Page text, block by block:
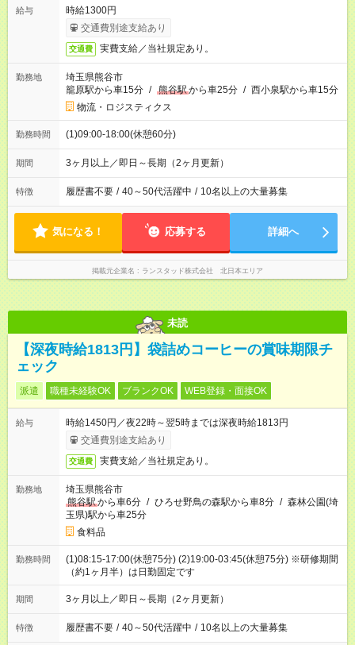
給与
時給1300円
交通費別途支給あり
交通費 実費支給／当社規定あり。
勤務地
埼玉県熊谷市
籠原駅から車15分 / 熊谷駅から車25分 / 西小泉駅から車15分
物流・ロジスティクス
勤務時間 (1)09:00-18:00(休憩60分)
期間 3ヶ月以上／即日～長期（2ヶ月更新）
特徴 履歴書不要 / 40～50代活躍中 / 10名以上の大量募集
気になる！ 応募する 詳細へ
掲載元企業名 ランスタッド株式会社 北日本エリア
未読
【深夜時給1813円】袋詰めコーヒーの賞味期限チ
ェック
派遣 職種未経験OK ブランクOK WEB登録・面接OK
給与
時給1450円／夜22時～翌5時までは深夜時給1813円
交通費別途支給あり
交通費 実費支給／当社規定あり。
勤務地
埼玉県熊谷市
熊谷駅から車6分 / ひろせ野鳥の森駅から車8分 / 森林公園(埼
玉県)駅から車25分
食料品
勤務時間
(1)08:15-17:00(休憩75分) (2)19:00-03:45(休憩75分) ※研修期間
（約1ヶ月半）は日勤固定です
期間 3ヶ月以上／即日～長期（2ヶ月更新）
特徴 履歴書不要 / 40～50代活躍中 / 10名以上の大量募集